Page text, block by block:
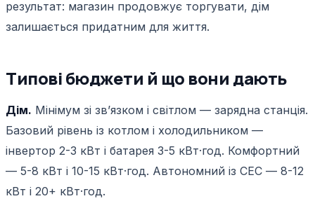
результат: магазин продовжує торгувати, дім
залишається придатним для життя.
Типові бюджети й що вони дають
Дім. Мінімум зі звʼязком і світлом — зарядна станція.
Базовий рівень із котлом і холодильником —
інвертор 2-3 кВт і батарея 3-5 кВт·год. Комфортний
— 5-8 кВт і 10-15 кВт·год. Автономний із СЕС — 8-12
кВт і 20+ кВт·год.